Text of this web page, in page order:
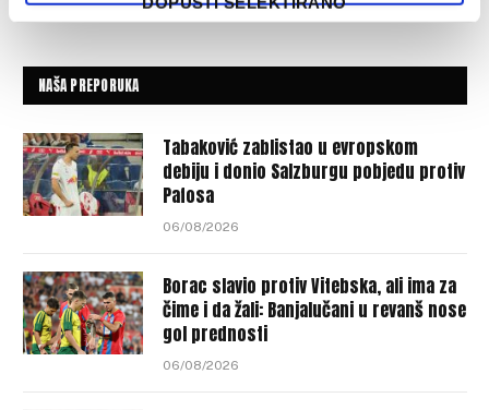
NAŠA PREPORUKA
Tabaković zablistao u evropskom
debiju i donio Salzburgu pobjedu protiv
Pafosa
06/08/2026
Borac slavio protiv Vitebska, ali ima za
čime i da žali: Banjalučani u revanš nose
gol prednosti
06/08/2026